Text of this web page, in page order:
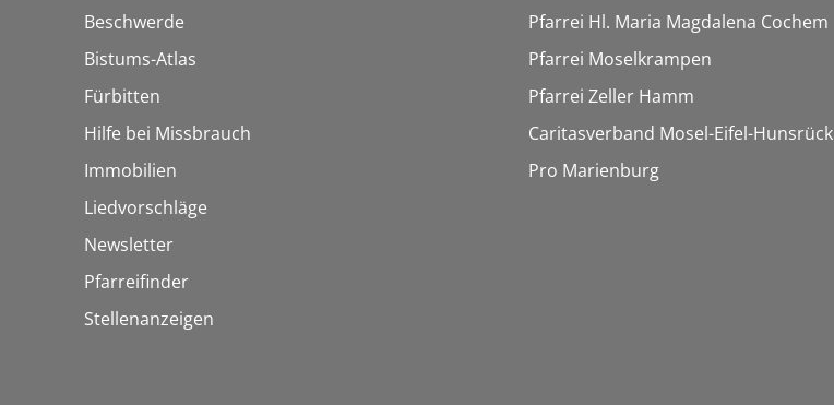
Beschwerde
Bistums-Atlas
Fürbitten
Hilfe bei Missbrauch
Immobilien
Liedvorschläge
Newsletter
Pfarreifinder
Stellenanzeigen
Pfarrei Hl. Maria Magdalena Cochem
Pfarrei Moselkrampen
Pfarrei Zeller Hamm
Caritasverband Mosel-Eifel-Hunsrück
Pro Marienburg